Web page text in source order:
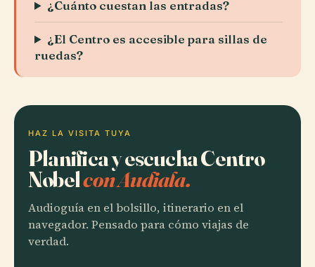
¿Cuánto cuestan las entradas?
¿El Centro es accesible para sillas de
ruedas?
HAZ LA VISITA TUYA
Planifica y escucha Centro
Nobelcon Audiala.
Audioguía en el bolsillo, itinerario en el
navegador. Pensado para cómo viajas de
verdad.